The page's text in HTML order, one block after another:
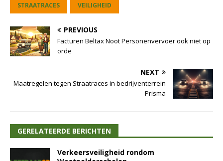
STRAATRACES VEILIGHEID
PREVIOUS
Facturen Beltax Noot Personenvervoer ook niet op
orde
NEXT
Maatregelen tegen Straatraces in bedrijventerrein
Prisma
GERELATEERDE BERICHTEN
Verkeersveiligheid rondom